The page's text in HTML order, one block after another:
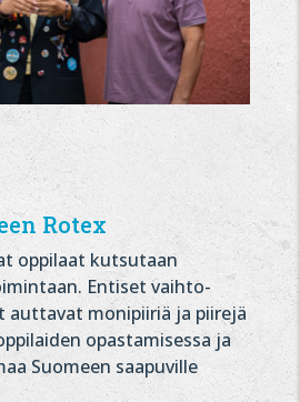
Rotex
oppilaat kutsutaan
Entiset vaihto-
auttavat monipiiriä ja piirejä
opastamisessa ja
Suomeen saapuville